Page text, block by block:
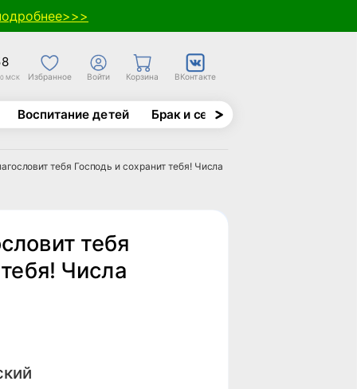
МСК Избранное Войти Корзина ВКонтакте
Воспитание детей Брак и семья
тебя Господь и сохранит тебя! Числа
тебя
Числа